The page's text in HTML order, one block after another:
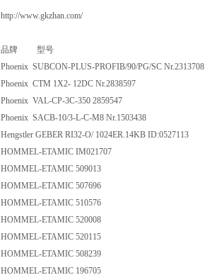
http://www.gkzhan.com/
品牌 型号
Phoenix SUBCON-PLUS-PROFIB/90/PG/SC Nr.2313708
Phoenix CTM 1X2- 12DC Nr.2838597
Phoenix VAL-CP-3C-350 2859547
Phoenix SACB-10/3-L-C-M8 Nr.1503438
Hengstler GEBER RI32-O/ 1024ER.14KB ID:0527113
HOMMEL-ETAMIC IM021707
HOMMEL-ETAMIC 509013
HOMMEL-ETAMIC 507696
HOMMEL-ETAMIC 510576
HOMMEL-ETAMIC 520008
HOMMEL-ETAMIC 520115
HOMMEL-ETAMIC 508239
HOMMEL-ETAMIC 196705